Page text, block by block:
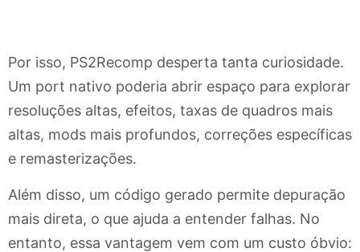
Por isso, PS2Recomp desperta tanta curiosidade.
Um port nativo poderia abrir espaço para explorar
resoluções altas, efeitos, taxas de quadros mais
altas, mods mais profundos, correções específicas
e remasterizações.
Além disso, um código gerado permite depuração
mais direta, o que ajuda a entender falhas. No
entanto, essa vantagem vem com um custo óbvio: